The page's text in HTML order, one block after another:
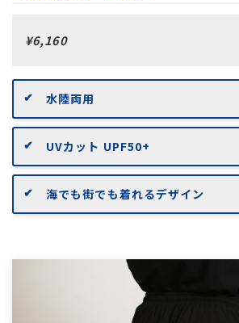
¥6,160
水陸両用
UVカット UPF50+
海でも街でも着れるデザイン